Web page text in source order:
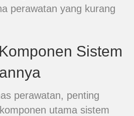
perawatan yang kurang
Sistem
perawatan, penting
utama sistem